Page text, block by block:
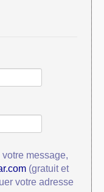
message,
(gratuit et
votre adresse